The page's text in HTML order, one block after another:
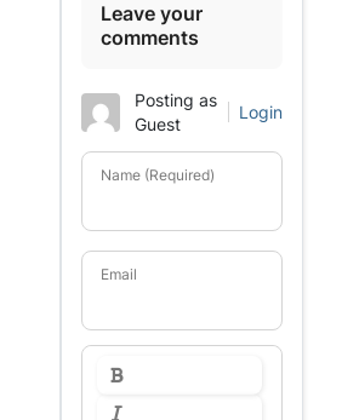
Leave your
comments
Posting as
Guest
Login
Name (Required)
Email